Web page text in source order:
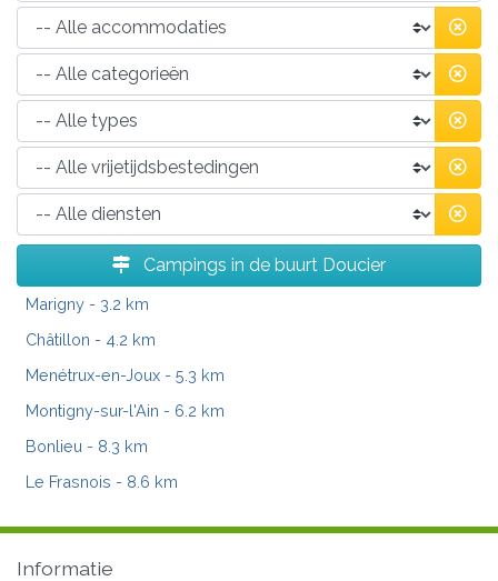
Campings in de buurt Doucier
Marigny - 3.2 km
Châtillon - 4.2 km
Menétrux-en-Joux - 5.3 km
Montigny-sur-l'Ain - 6.2 km
Bonlieu - 8.3 km
Le Frasnois - 8.6 km
Informatie